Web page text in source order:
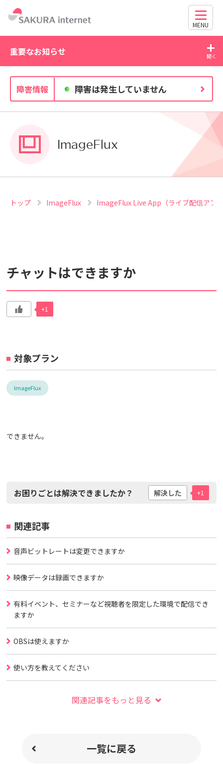
MENU
検索対象
動画マニュアル
重要なお知らせ
2026/07/27
独自ドメイン、SSL証明書の有効期限と更新方法に関す
障害情報 障害は発生していません
ImageFlux
トップ ImageFlux ImageFlux Live App（ライブ配信アプ
チャットはできますか
+1
対象プラン
ImageFlux
できません。
お困りごとは解決できましたか？ 解決した +1
関連記事
音声ビットレートは変更できますか
映像データは録画できますか
有料イベント、セミナーなど視聴者を限定した環境で配信でき
ますか
OBSは使えますか
使い方を教えてください
関連記事をもっと見る
一覧に戻る